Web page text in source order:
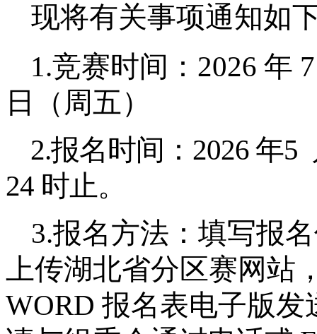
现将有关事项通知如
1.竞赛时间：2026 年 7
日（周五）
2.报名时间：2026 年5
24 时止。
3.报名方法：填写报
上传湖北省分区赛网站
WORD 报名表电子版发